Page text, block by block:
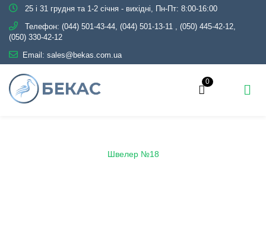
25 і 31 грудня та 1-2 січня - вихідні, Пн-Пт: 8:00-16:00
Телефон: (044) 501-43-44, (044) 501-13-11 , (050) 445-42-12,
(050) 330-42-12
Email: sales@bekas.com.ua
0
Швелер №18